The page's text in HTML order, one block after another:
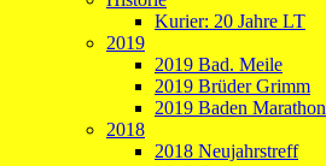
Kurier: 20 Jahre LT
2019
2019 Bad. Meile
2019 Brüder Grimm
2019 Baden Marathon
2018
2018 Neujahrstreff